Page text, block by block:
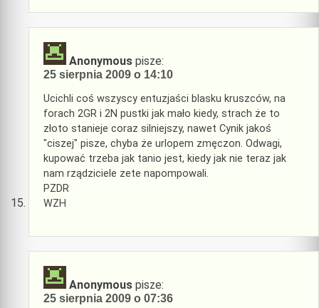
Anonymous pisze:
25 sierpnia 2009 o 14:10
Ucichli coś wszyscy entuzjaści blasku kruszców, na
forach 2GR i 2N pustki jak mało kiedy, strach że to
złoto stanieje coraz silniejszy, nawet Cynik jakoś
"ciszej" pisze, chyba że urlopem zmęczon. Odwagi,
kupować trzeba jak tanio jest, kiedy jak nie teraz jak
nam rządziciele zete napompowali.
PZDR
WZH
Anonymous pisze:
25 sierpnia 2009 o 07:36